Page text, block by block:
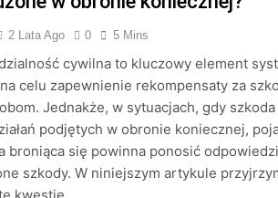
2 Lata Ago 0 5 Mins
cywilna to kluczowy element
celu zapewnienie rekompensaty za
Jednakże, w sytuacjach, gdy
podjętych w obronie koniecznej,
broniąca się powinna ponosić
szkody. W niniejszym artykule